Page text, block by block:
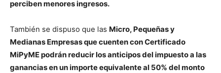
perciben menores ingresos.
También se dispuso que las Micro, Pequeñas y
Medianas Empresas que cuenten con Certificado
MiPyME podrán reducir los anticipos del impuesto a las
ganancias en un importe equivalente al 50% del monto